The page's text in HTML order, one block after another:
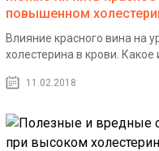
повышенном
Влияние красного вина на
холестерина в крови. Какое
11.02.2018